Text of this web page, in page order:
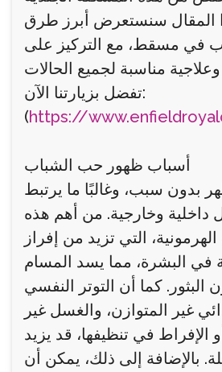
المقال سنستعرض أبرز طرق
في مسقط، مع التركيز على
تفضل بزيارتنا الآن:
(https://
أسباب ظهور حب الشباب
بدون سبب، وغالبًا ما يرتبط
داخلية وخارجية. من أهم هذه
التي تزيد من إفراز
في البشرة، مما يسد المسام
البثور. كما أن التوتر النفسي
غير المتوازن، والغسل غير
الإفراط في تنظيفها، قد يزيد
بالإضافة إلى ذلك، يمكن أن